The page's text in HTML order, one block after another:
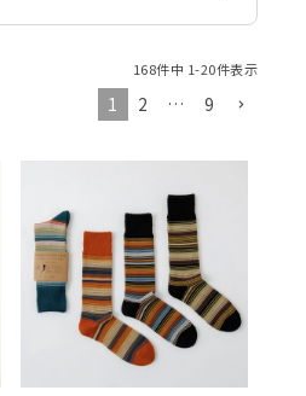
168件中 1-20件表示
1 2 … 9